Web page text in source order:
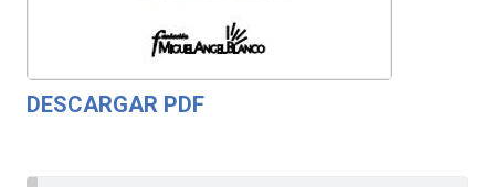
DESCARGAR PDF